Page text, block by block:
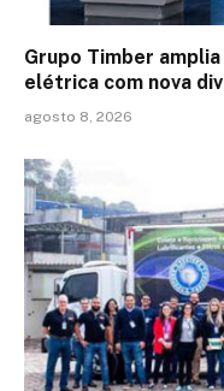
Grupo Timber
elétrica com nova
agosto 8, 2026